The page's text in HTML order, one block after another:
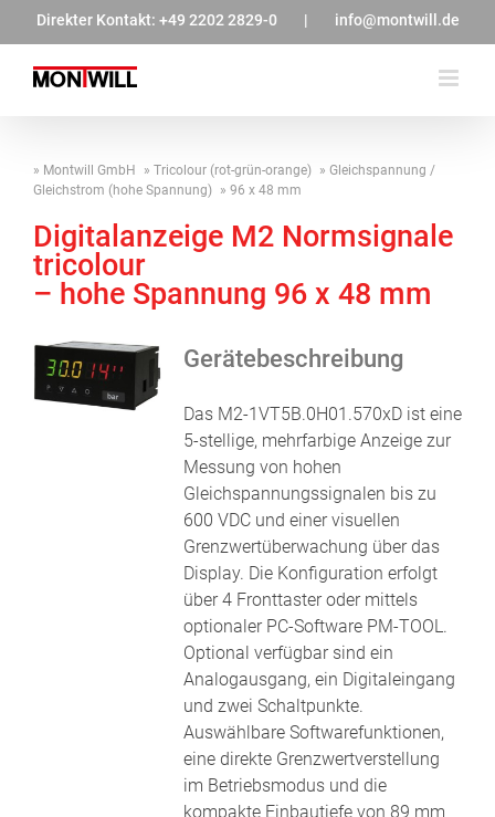
springen
Direkter Kontakt: +49 2202 2829-0 | info@montwill.de
Montwill GmbH Tricolour (rot-grün-orange)
Gleichspannung /
Gleichstrom (hohe Spannung)
96 x 48 mm
Digitalanzeige M2 Normsignale
tricolour
– hohe Spannung 96 x 48 mm
Gerätebeschreibung
Das M2-1VT5B.0H01.570xD ist eine
5-stellige, mehrfarbige Anzeige zur
Messung von hohen
Gleichspannungssignalen bis zu
600 VDC und einer visuellen
Grenzwertüberwachung über das
Display. Die Konfiguration erfolgt
über 4 Fronttaster oder mittels
optionaler PC-Software PM-TOOL.
Optional verfügbar sind ein
Analogausgang, ein Digitaleingang
und zwei Schaltpunkte.
Auswählbare Softwarefunktionen,
eine direkte Grenzwertverstellung
im Betriebsmodus und die
kompakte Einbautiefe von 89 mm